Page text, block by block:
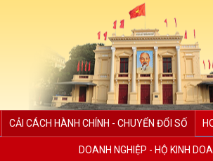
CẢI CÁCH HÀNH CHÍNH - CHUYỂN ĐỔI SỐ
DOANH NGHIỆP - HỘ KINH